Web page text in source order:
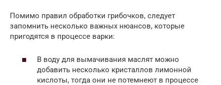
Помимо правил обработки грибочков, следует
запомнить несколько важных нюансов, которые
пригодятся в процессе варки:
В воду для вымачивания маслят можно
добавить несколько кристаллов лимонной
кислоты, тогда они не потемнеют в процессе